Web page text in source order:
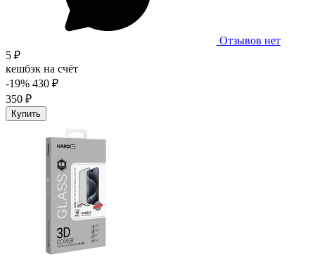
Отзывов нет
5 ₽
кешбэк на счёт
-19% 430 ₽
350 ₽
Купить